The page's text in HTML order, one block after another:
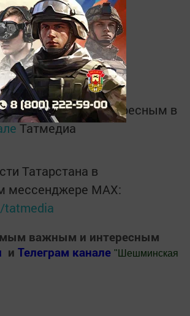
Козлов.
важным и интересным в
Татмедиа
Татарстана в
мессенджере MАХ:
tatmedia
важным и интересным
и Телеграм канале " Шешминская